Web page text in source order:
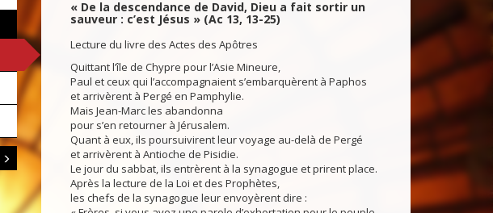
« De la descendance de David, Dieu a fait sortir un
sauveur : c’est Jésus » (Ac 13, 13-25)
Lecture du livre des Actes des Apôtres
Quittant l’île de Chypre pour l’Asie Mineure,
Paul et ceux qui l’accompagnaient s’embarquèrent à Paphos
et arrivèrent à Pergé en Pamphylie.
Mais Jean-Marc les abandonna
pour s’en retourner à Jérusalem.
Quant à eux, ils poursuivirent leur voyage au-delà de Pergé
et arrivèrent à Antioche de Pisidie.
Le jour du sabbat, ils entrèrent à la synagogue et prirent place.
Après la lecture de la Loi et des Prophètes,
les chefs de la synagogue leur envoyèrent dire :